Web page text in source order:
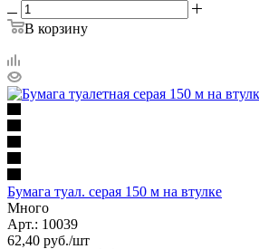
В корзину
Бумага туал. серая 150 м на втулке
Много
Арт.: 10039
62,40 руб./шт